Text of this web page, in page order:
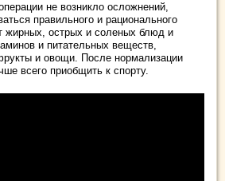
не возникло осложнений,
правильного и рационального
жирных, острых и соленых блюд и
и питательных веществ,
и овощи. После нормализации
всего приобщить к спорту.